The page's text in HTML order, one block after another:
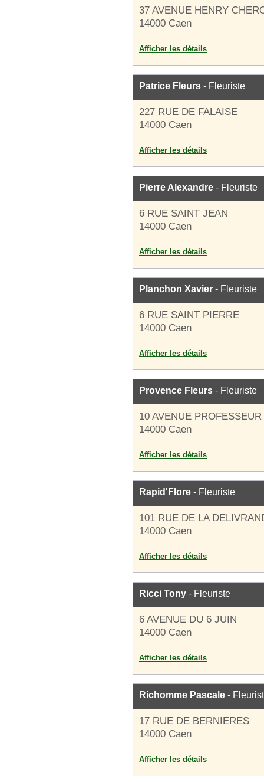
37 AVENUE HENRY
14000 Caen
Afficher les détails
Patrice Fleurs - Fleuriste
227 RUE DE FALAISE
14000 Caen
Afficher les détails
Pierre Alexandre - Fleuriste
6 RUE SAINT JEAN
14000 Caen
Afficher les détails
Planchon Xavier - Fleuriste
6 RUE SAINT PIERRE
14000 Caen
Afficher les détails
Provence Fleurs - Fleuriste
10 AVENUE
14000 Caen
Afficher les détails
Rapid'Flore - Fleuriste
101 RUE DE LA
14000 Caen
Afficher les détails
Ricci Tony - Fleuriste
6 AVENUE DU 6 JUIN
14000 Caen
Afficher les détails
Richomme Pascale -
17 RUE DE BERNIERES
14000 Caen
Afficher les détails